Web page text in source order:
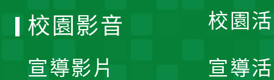
校園
宣導
校園影音
宣導影片